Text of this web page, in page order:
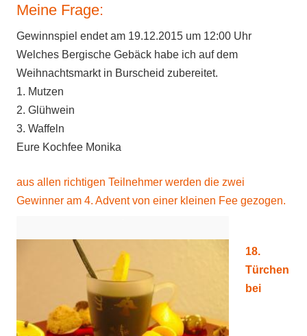
Meine Frage:
Gewinnspiel endet am 19.12.2015 um 12:00 Uhr
Welches Bergische Gebäck habe ich auf dem
Weihnachtsmarkt in Burscheid zubereitet.
1. Mutzen
2. Glühwein
3. Waffeln
Eure Kochfee Monika
aus allen richtigen Teilnehmer werden die zwei
Gewinner am 4. Advent von einer kleinen Fee gezogen.
18.
Türchen
bei